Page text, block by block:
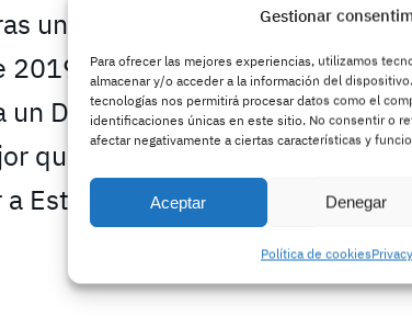
Gestionar
Para ofrecer las mejores experiencias, utilizamos
almacenar y/o acceder a la información del
tecnologías nos permitirá procesar datos como el
identificaciones únicas en este sitio. No consentir o
afectar negativamente a ciertas características y
Aceptar Denegar
Política de cookies
un apagón nacional (¿alguien
2019?) y derrotar a caricaturas
Donald Trump con antifaz,
que un villano con un copete
Estados Unidos? Pues